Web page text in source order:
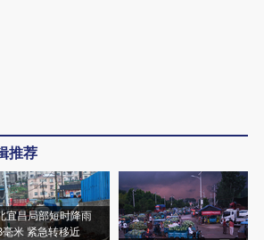
推荐
宜昌局部短时降雨
毫米 紧急转移近